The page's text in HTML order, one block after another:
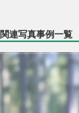
関連写真事例一覧